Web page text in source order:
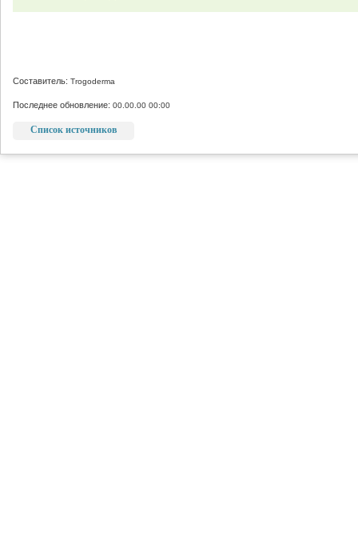
Составитель: Trogoderma
Последнее обновление: 00.00.00 00:00
Список источников